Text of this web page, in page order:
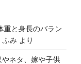
重と身長のバラン
ふみ より
ネタ、嫁や子供